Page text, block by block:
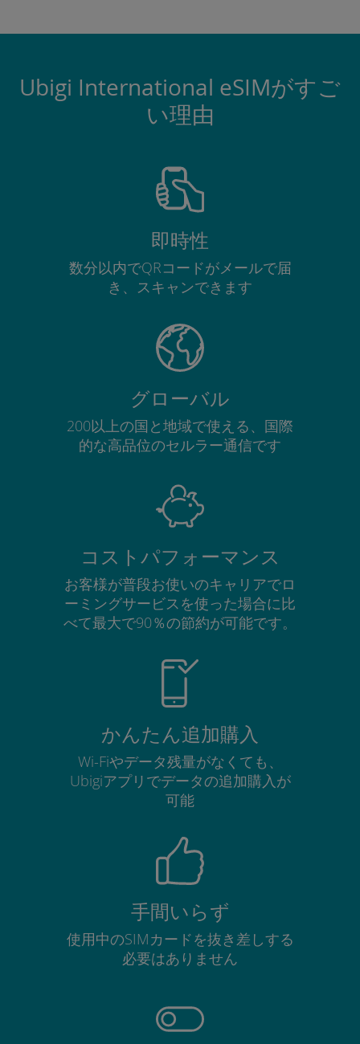
Ubigi International eSIMがすご
い理由
即時性
数分以内でQRコードがメールで届
き、スキャンできます
グローバル
200以上の国と地域で使える、国際
的な高品位のセルラー通信です
コストパフォーマンス
お客様が普段お使いのキャリアでロ
ーミングサービスを使った場合に比
べて最大で90％の節約が可能です。
かんたん追加購入
Wi-Fiやデータ残量がなくても、
Ubigiアプリでデータの追加購入が
可能
手間いらず
使用中のSIMカードを抜き差しする
必要はありません